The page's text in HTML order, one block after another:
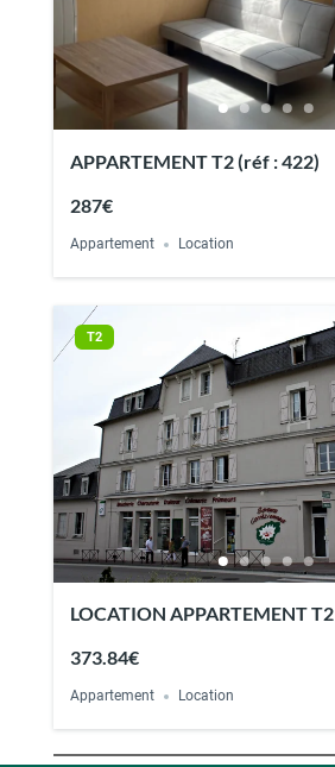
APPARTEMENT T2 (réf : 422)
287€
Appartement Location
T2
LOCATION APPARTEMENT T2
373.84€
Appartement Location